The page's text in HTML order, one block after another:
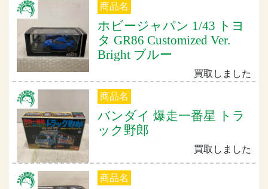
商品名
ホビージャパン 1/43 トヨ
タ GR86 Customized Ver.
Bright ブルー
買取しました
商品名
バンダイ 爆走一番星 トラ
ック野郎
買取しました
商品名